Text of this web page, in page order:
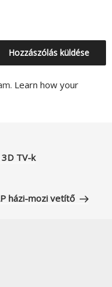
Learn how your
TV-k
házi-mozi vetítő